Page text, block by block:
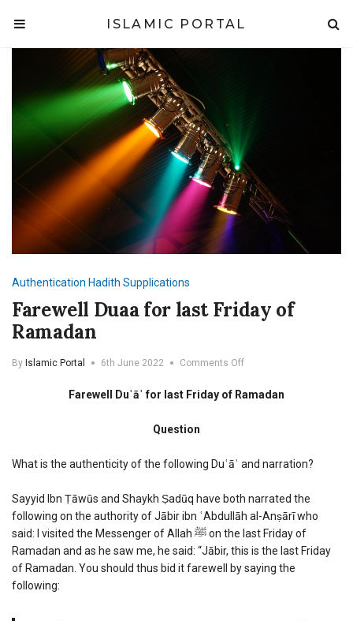
ISLAMIC PORTAL
Authentication Hadith Supplications
Farewell Duaa for last Friday of
Ramadan
By Islamic Portal 6th June 2022 Comments Offon
Duaa
Ramadan
Farewell Duʿāʾ for last Friday of Ramadan
Question
What is the authenticity of the following Duʿāʾ and narration?
Sayyid Ibn Ṭāwūs and Shaykh Ṣadūq have both narrated the
following on the authority of Jābir ibn ʿAbdullāh al-Anṣārī who
said: I visited the Messenger of Allah ﷺ on the last Friday of
Ramadan and as he saw me, he said: “Jābir, this is the last Friday
of Ramadan. You should thus bid it farewell by saying the
following: